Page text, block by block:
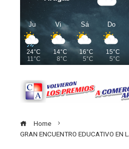
Ju
24°C
11°C
Vi
14°C
8°C
Sá
16°C
5°C
Do
15°C
5°C
Home
GRAN ENCUENTRO EDUCATIVO EN